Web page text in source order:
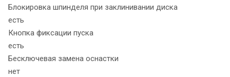
Блокировка шпинделя при заклинивании диска
есть
Кнопка фиксации пуска
есть
Бесключевая замена оснастки
нет